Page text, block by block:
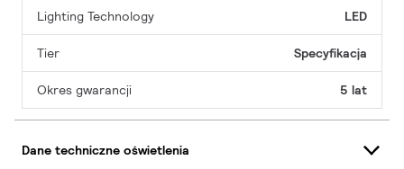
Lighting Technology LED
Tier Specyfikacja
Okres gwarancji 5 lat
Dane techniczne oświetlenia